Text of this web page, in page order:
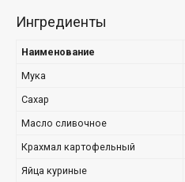
Ингредиенты
Наименование
Мука
Сахар
Масло сливочное
Крахмал картофельный
Яйца куриные